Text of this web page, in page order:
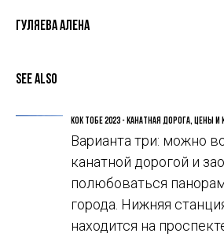
Гуляева Алена
See also
Кок Тобе 2023 - канатная дорога, цены и
Варианта три: можно
канатной дорогой и
полюбоваться
города. Нижняя
находится на